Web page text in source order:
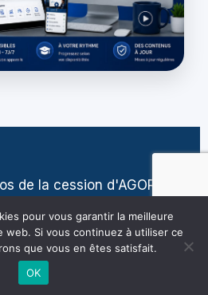
de la cession d'AGORA
pierre-villatte.fr
pour vous garantir la meilleure
Si vous continuez à utiliser ce
que vous en êtes satisfait.
OK